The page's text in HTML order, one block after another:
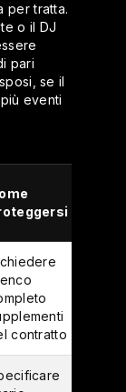
per tratta.
o il DJ
pari
se il
eventi
contratto